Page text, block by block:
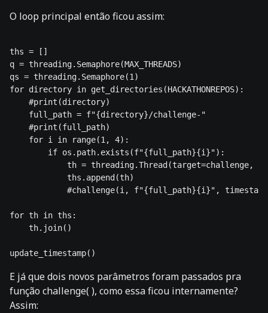
O loop principal então ficou assim:
ths = []
q = threading.Semaphore(MAX_THREADS)
qs = threading.Semaphore(1)
for directory in get_directories(HACKATHONREPOS):
    #print(directory)
    full_path = f"{directory}/challenge-"
    #print(full_path)
    for i in range(1, 4):
        if os.path.exists(f"{full_path}{i}"):
th = threading.Thread(target=challenge,
            ths.append(th)
#challenge(i, f"{full_path}{i}",
for th in ths:
    th.join()
E já que dois novos parâmetros foram passados pra
função challenge( ), como essa ficou internamente?
Assim: